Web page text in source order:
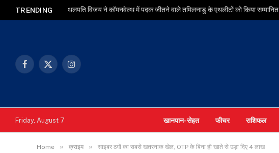
TRENDING थलपति विजय ने कॉमनवेल्थ में पदक जीतने वाले तमिलनाडु के एथलीटों को किया सम्मानित
Facebook
X
Instagram
Friday, August 7 खानपान-सेहत फीचर राशिफल
Home » क्राइम » साइबर ठगों का सबसे खतरनाक खेल, OTP के बिना ही खाते से उड़ा दिए 4 लाख